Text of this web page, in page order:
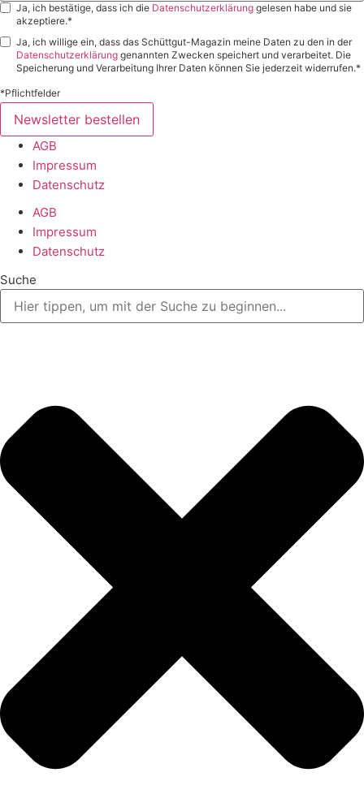
Ja, ich bestätige, dass ich die Datenschutzerklärung gelesen habe und sie
akzeptiere.*
Ja, ich willige ein, dass das Schüttgut-Magazin meine Daten zu den in der
Datenschutzerklärung genannten Zwecken speichert und verarbeitet. Die
Speicherung und Verarbeitung Ihrer Daten können Sie jederzeit widerrufen.*
*Pflichtfelder
Newsletter bestellen
AGB
Impressum
Datenschutz
AGB
Impressum
Datenschutz
Suche